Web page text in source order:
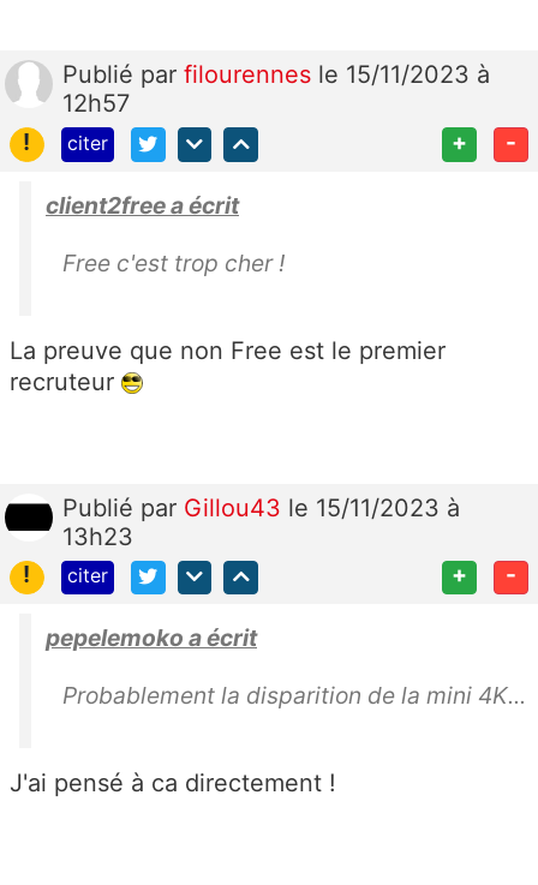
Publié par filourennes le 15/11/2023 à
12h57
!
citer + -
client2free a écrit
Free c'est trop cher !
La preuve que non Free est le premier
recruteur
Publié par Gillou43 le 15/11/2023 à
13h23
!
citer + -
pepelemoko a écrit
Probablement la disparition de la mini 4K...
J'ai pensé à ca directement !